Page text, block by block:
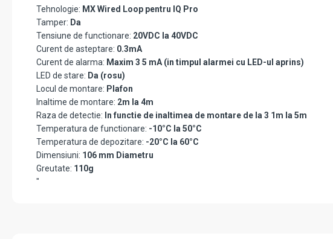
Tehnologie: MX Wired Loop pentru IQ Pro
Tamper: Da
Tensiune de functionare: 20VDC la 40VDC
Curent de asteptare: 0.3mA
Curent de alarma: Maxim 3 5 mA (in timpul alarmei cu LED-ul aprins)
LED de stare: Da (rosu)
Locul de montare: Plafon
Inaltime de montare: 2m la 4m
Raza de detectie: In functie de inaltimea de montare de la 3 1m la 5m
Temperatura de functionare: -10°C la 50°C
Temperatura de depozitare: -20°C la 60°C
Dimensiuni: 106 mm Diametru
Greutate: 110g
"